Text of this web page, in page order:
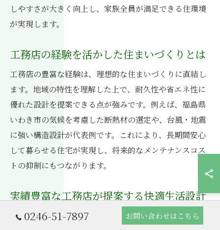
しやすさが大きく向上し、家族全員が満足できる住環境
が実現します。
工務店の経験を活かした住まいづくりとは
工務店の豊富な経験は、理想的な住まいづくりに直結し
ます。地域の特性を理解した上で、耐久性や省エネ性に
優れた設計を提案できる点が強みです。例えば、福島県
いわき市の気候を考慮した断熱材の選定や、台風・地震
に強い構造設計が代表例です。これにより、長期間安心
して暮らせる住宅が実現し、将来的なメンテナンスコス
トの抑制にもつながります。
実績豊富な工務店が提案する快適生活設計
実績豊富な工務店は、施主の要望を的確に捉えた快適生
0246-51-7897 お問い合わせはこちら